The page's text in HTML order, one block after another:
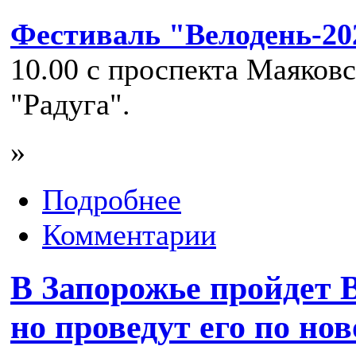
Фестиваль "Велодень-
10.00 с проспекта
"Радуга".
»
Подробнее
Комментарии
В Запорожье пройдет
но проведут его по